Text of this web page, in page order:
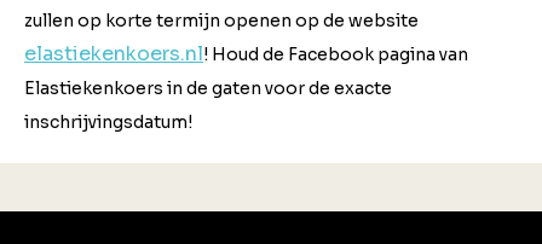
zullen op korte termijn openen op de website
elastiekenkoers.nl! Houd de Facebook pagina van
Elastiekenkoers in de gaten voor de exacte
inschrijvingsdatum!